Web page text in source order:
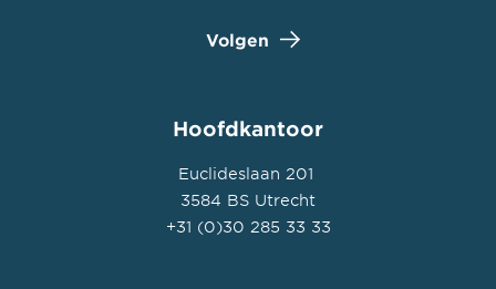
Volgen
Hoofdkantoor
Euclideslaan 201
3584 BS Utrecht
+31 (0)30 285 33 33